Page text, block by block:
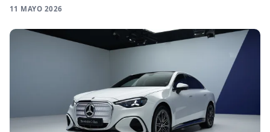
11 MAYO 2026